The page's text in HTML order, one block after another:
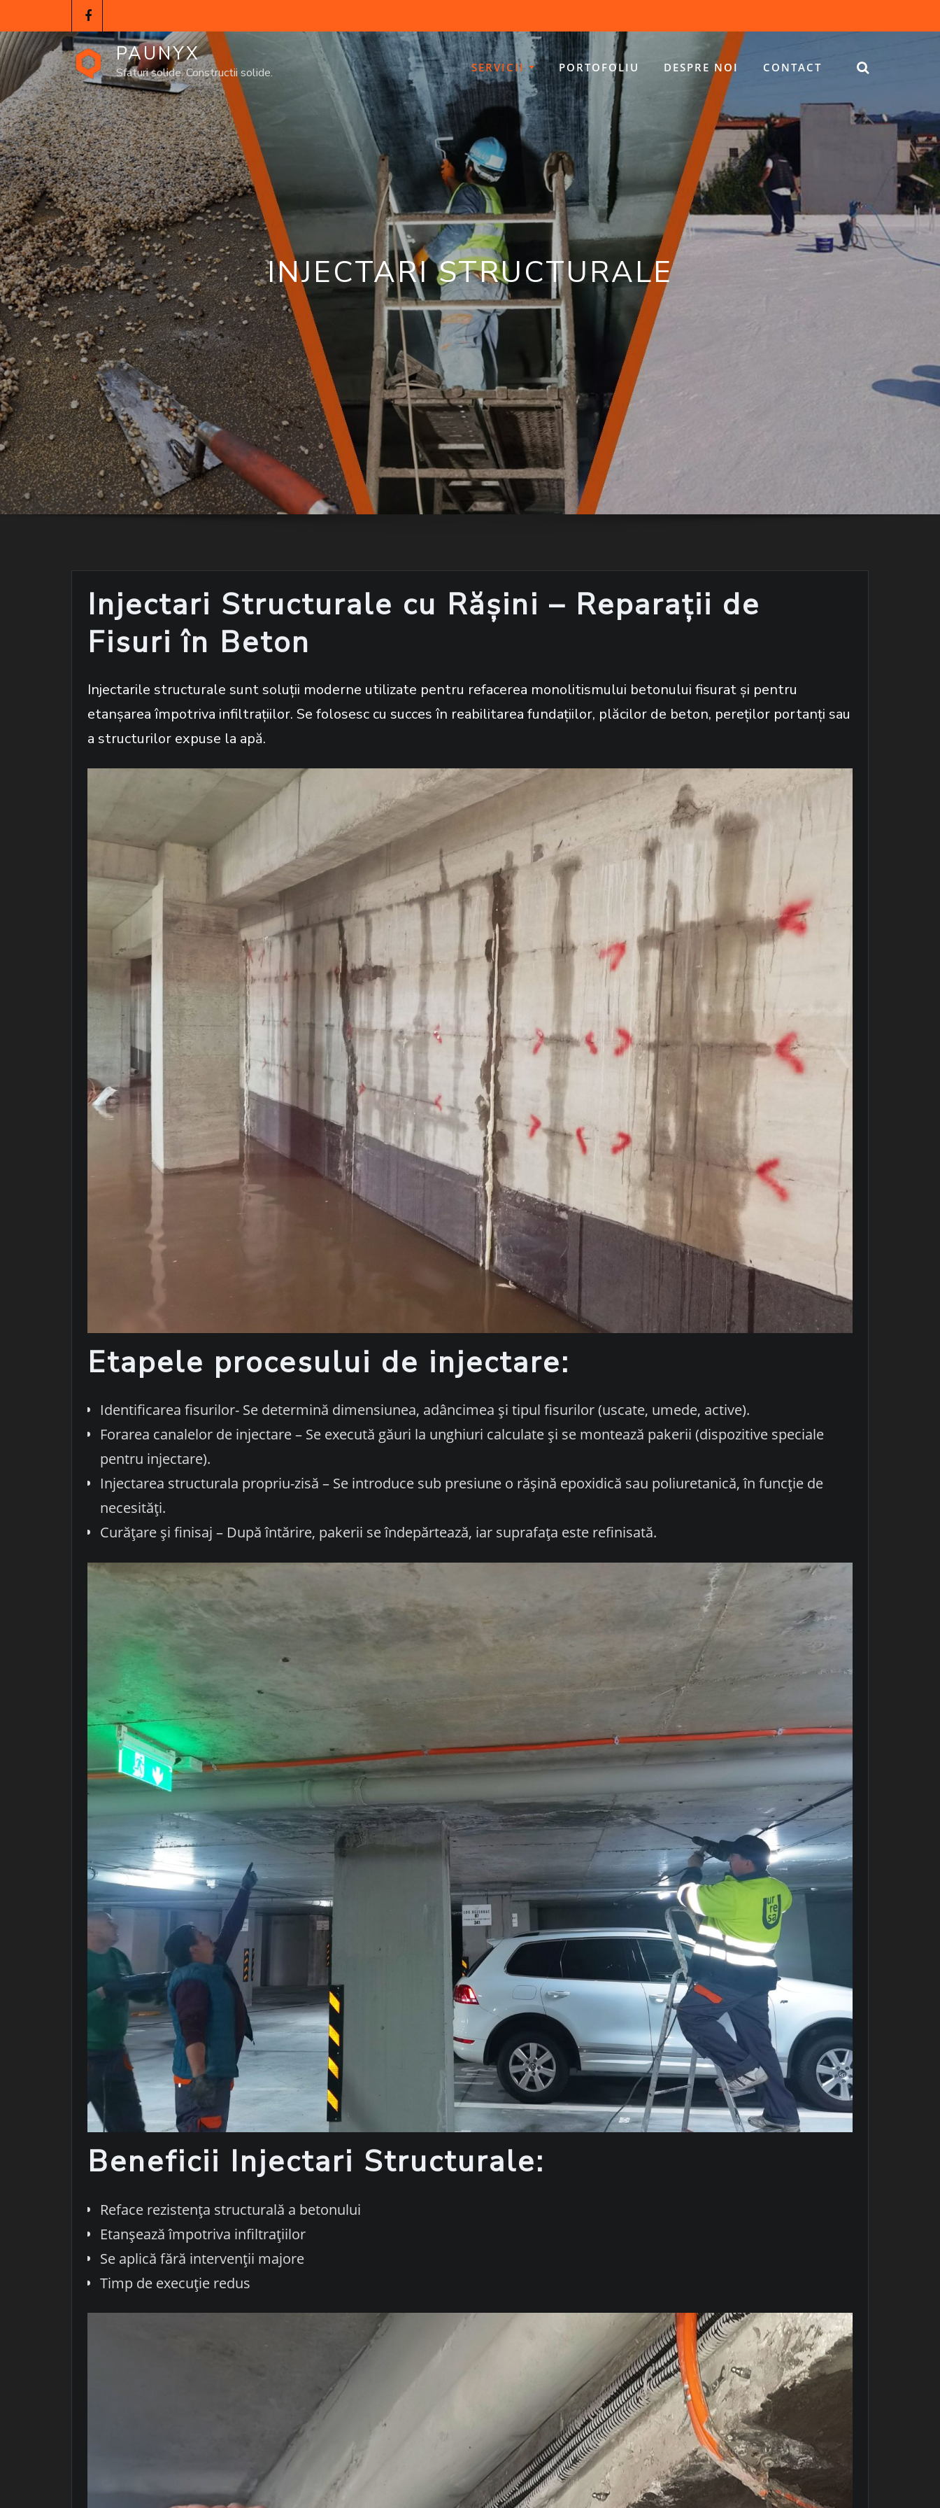
PAUNYX
Sfaturi solide. Constructii solide. SERVICII PORTOFOLIU DESPRE NOI CONTACT
INJECTARI STRUCTURALE
Injectari Structurale cu Rășini – Reparații de
Fisuri în Beton
Injectarile structurale sunt soluții moderne utilizate pentru refacerea monolitismului betonului fisurat și pentru
etanșarea împotriva infiltrațiilor. Se folosesc cu succes în reabilitarea fundațiilor, plăcilor de beton, pereților portanți sau
a structurilor expuse la apă.
Etapele procesului de injectare:
Identificarea fisurilor- Se determină dimensiunea, adâncimea și tipul fisurilor (uscate, umede, active).
Forarea canalelor de injectare – Se execută găuri la unghiuri calculate și se montează pakerii (dispozitive speciale
pentru injectare).
Injectarea structurala propriu-zisă – Se introduce sub presiune o rășină epoxidică sau poliuretanică, în funcție de
necesități.
Curățare și finisaj – După întărire, pakerii se îndepărtează, iar suprafața este refinisată.
Beneficii Injectari Structurale:
Reface rezistența structurală a betonului
Etanșează împotriva infiltrațiilor
Se aplică fără intervenții majore
Timp de execuție redus